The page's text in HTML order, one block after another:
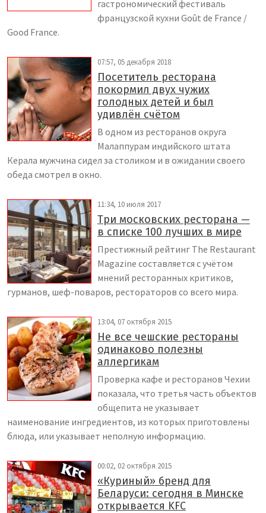
гастрономический фестиваль
французской кухни Goût de France /
Good France.
07:57, 05 декабря 2018
Посетитель ресторана
покормил двух чужих
голодных детей и был
удивлён счётом
В одном из ресторанов округа
Малаппурам индийского штата
Керала мужчина сидел за столиком и в ожидании своего
обеда смотрел в окно.
11:34, 10 июля 2017
Три московских ресторана —
в списке 100 лучших в мире
Престижный рейтинг The Restaurant
Magazine составляется с учётом
мнений ресторанных критиков,
гурманов, шеф-поваров, рестораторов со всего мира.
13:04, 07 октября 2015
Не все чешские рестораны
одинаково полезны
аллергикам
Проверка кафе и ресторанов Чехии
показала, что третья часть объектов
общепита не указывает
наименование ингредиентов, из которых приготовлены
блюда, или указывает неполную информацию.
00:02, 02 октября 2015
«Куриный» бренд для
Беларуси: сегодня в Минске
открывается KFC